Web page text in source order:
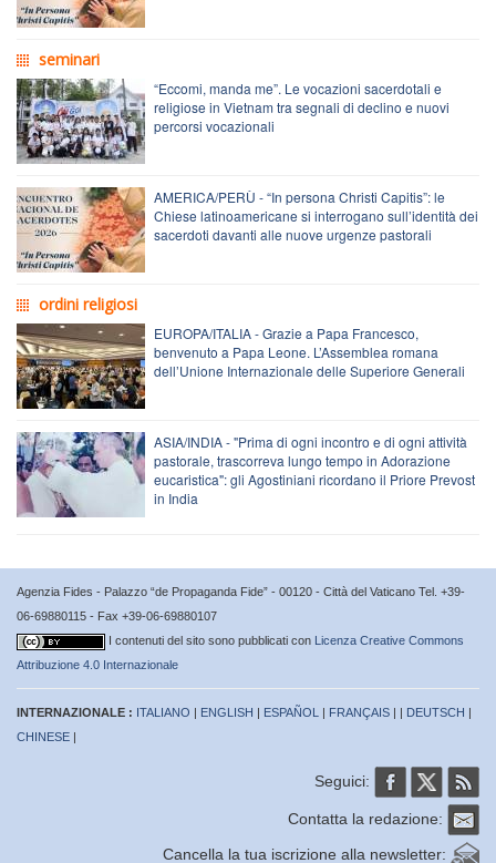
seminari
“Eccomi, manda me”. Le vocazioni sacerdotali e
religiose in Vietnam tra segnali di declino e nuovi
percorsi vocazionali
AMERICA/PERÙ - “In persona Christi Capitis”: le
Chiese latinoamericane si interrogano sull’identità dei
sacerdoti davanti alle nuove urgenze pastorali
ordini religiosi
EUROPA/ITALIA - Grazie a Papa Francesco,
benvenuto a Papa Leone. L’Assemblea romana
dell’Unione Internazionale delle Superiore Generali
ASIA/INDIA - "Prima di ogni incontro e di ogni attività
pastorale, trascorreva lungo tempo in Adorazione
eucaristica": gli Agostiniani ricordano il Priore Prevost
in India
Agenzia Fides - Palazzo “de Propaganda Fide” - 00120 - Città del Vaticano Tel. +39-
06-69880115 - Fax +39-06-69880107
I contenuti del sito sono pubblicati con Licenza Creative Commons
Attribuzione 4.0 Internazionale
INTERNAZIONALE : ITALIANO | ENGLISH | ESPAÑOL | FRANÇAIS | | DEUTSCH |
CHINESE |
Seguici:
Contatta la redazione:
Cancella la tua iscrizione alla newsletter: